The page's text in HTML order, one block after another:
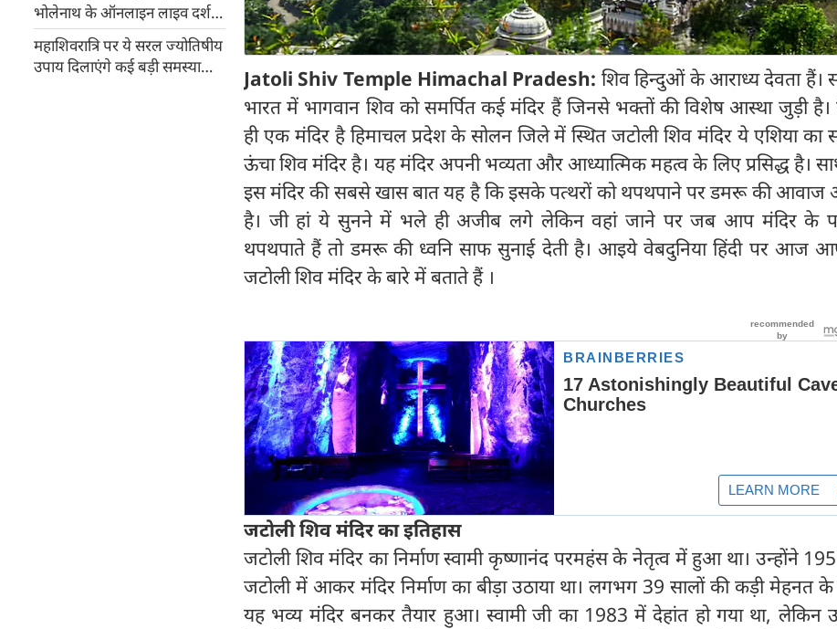
भोलेनाथ के ऑनलाइन लाइव दर्शन,
जानें पूरी जानकारी
महाशिवरात्रि पर ये सरल ज्योतिषीय
उपाय दिलाएंगे कई बड़ी समस्याओं
Jatoli Shiv Temple Himachal Pradesh: शिव हिन्दुओं के आराध्य देवता हैं।
भारत में भागवान शिव को समर्पित कई मंदिर हैं जिनसे भक्तों की विशेष आस्था जुड़ी है।
ही एक मंदिर है हिमाचल प्रदेश के सोलन जिले में स्थित जटोली शिव मंदिर ये एशिया का
ऊंचा शिव मंदिर है। यह मंदिर अपनी भव्यता और आध्यात्मिक महत्व के लिए प्रसिद्ध है।
इस मंदिर की सबसे खास बात यह है कि इसके पत्थरों को थपथपाने पर डमरू की आवाज
है। जी हां ये सुनने में भले ही अजीब लगे लेकिन वहां जाने पर जब आप मंदिर के
थपथपाते हैं तो डमरू की ध्वनि साफ सुनाई देती है। आइये वेबदुनिया हिंदी पर आज
जटोली शिव मंदिर के बारे में बताते हैं ।
जटोली शिव मंदिर का इतिहास
जटोली शिव मंदिर का निर्माण स्वामी कृष्णानंद परमहंस के नेतृत्व में हुआ था। उन्होंने
जटोली में आकर मंदिर निर्माण का बीड़ा उठाया था। लगभग 39 सालों की कड़ी मेहनत के
यह भव्य मंदिर बनकर तैयार हुआ। स्वामी जी का 1983 में देहांत हो गया था, लेकिन